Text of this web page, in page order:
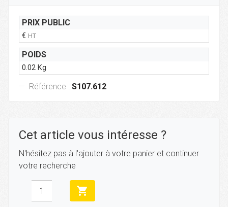
PRIX PUBLIC
€ HT
POIDS
0.02 Kg
Référence : S107.612
Cet article vous intéresse ?
N'hésitez pas à l'ajouter à votre panier et continuer
votre recherche
shopping_cart